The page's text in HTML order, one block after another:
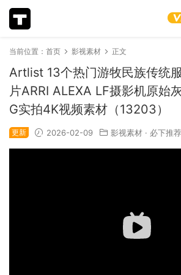
当前位置： 首页 影视素材 正文
Artlist 13个热门游牧民族传统
片ARRI ALEXA LF摄影机原始
G实拍4K视频素材（13203）
更新 2026-02-09 影视素材 · 必下推荐